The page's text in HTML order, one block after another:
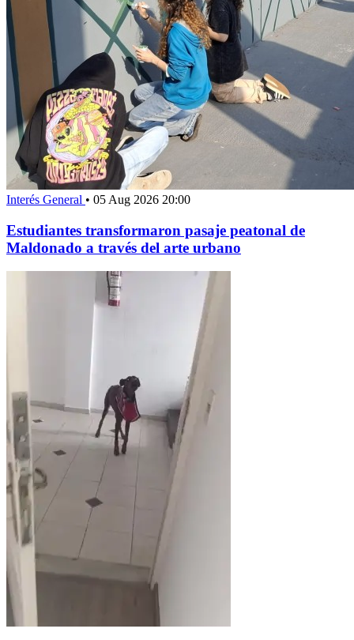
Interés General • 05 Aug 2026 20:00
Estudiantes transformaron pasaje peatonal de
Maldonado a través del arte urbano